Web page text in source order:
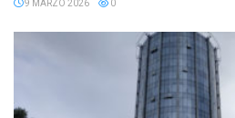
9 MARZO 2026 0